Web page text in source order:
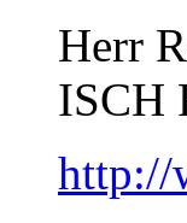
Herr
ISCH
http://